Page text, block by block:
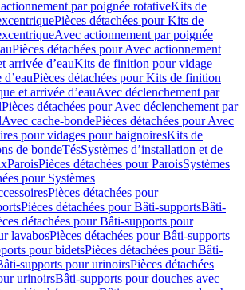
par poignée rotativeKits de
Pièces détachées pour Kits de
Avec actionnement par poignée
Pièces détachées pour Avec actionnement
arrivée d’eauKits de finition pour vidage
Pièces détachées pour Kits de finition
et arrivée d’eauAvec déclenchement par
Pièces détachées pour Avec déclenchement par
Avec cache-bondePièces détachées pour Avec
pour vidages pour baignoiresKits de
de bondeTésSystèmes d’installation et de
ParoisPièces détachées pour ParoisSystèmes
pour Systèmes
Pièces détachées pour
Pièces détachées pour Bâti-supportsBâti-
détachées pour Bâti-supports pour
lavabosPièces détachées pour Bâti-supports
pour bidetsPièces détachées pour Bâti-
supports pour urinoirsPièces détachées
urinoirsBâti-supports pour douches avec